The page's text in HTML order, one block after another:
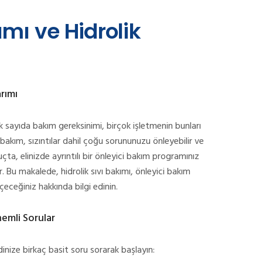
ve Hidrolik
bakım gereksinimi, birçok işletmenin bunları
sızıntılar dahil çoğu sorununuzu önleyebilir ve
elinizde ayrıntılı bir önleyici bakım programınız
makalede, hidrolik sıvı bakımı, önleyici bakım
hakkında bilgi edinin.
Sorular
birkaç basit soru sorarak başlayın: